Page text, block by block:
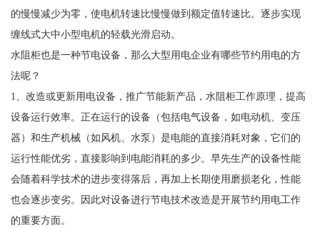
的慢慢减少为零，使电机转速比慢慢做到额定值转速比。逐步实现
缠线式大中小型电机的轻载光滑启动。
水阻柜也是一种节电设备，那么大型用电企业有哪些节约用电的方
法呢？
1、改造或更新用电设备，推广节能新产品，水阻柜工作原理，提高
设备运行效率。正在运行的设备（包括电气设备，如电动机、变压
器）和生产机械（如风机、水泵）是电能的直接消耗对象，它们的
运行性能优劣，直接影响到电能消耗的多少。早先生产的设备性能
会随着科学技术的进步变得落后，再加上长期使用磨损老化，性能
也会逐步变劣。因此对设备进行节电技术改造是开展节约用电工作
的重要方面。